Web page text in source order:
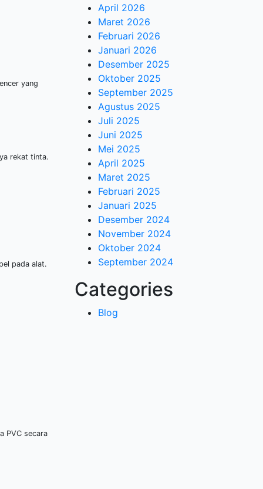
yang
rekat tinta.
pada alat.
PVC secara
April 2026
Maret 2026
Februari 2026
Januari 2026
Desember 2025
Oktober 2025
September 2025
Agustus 2025
Juli 2025
Juni 2025
Mei 2025
April 2025
Maret 2025
Februari 2025
Januari 2025
Desember 2024
November 2024
Oktober 2024
September 2024
Categories
Blog